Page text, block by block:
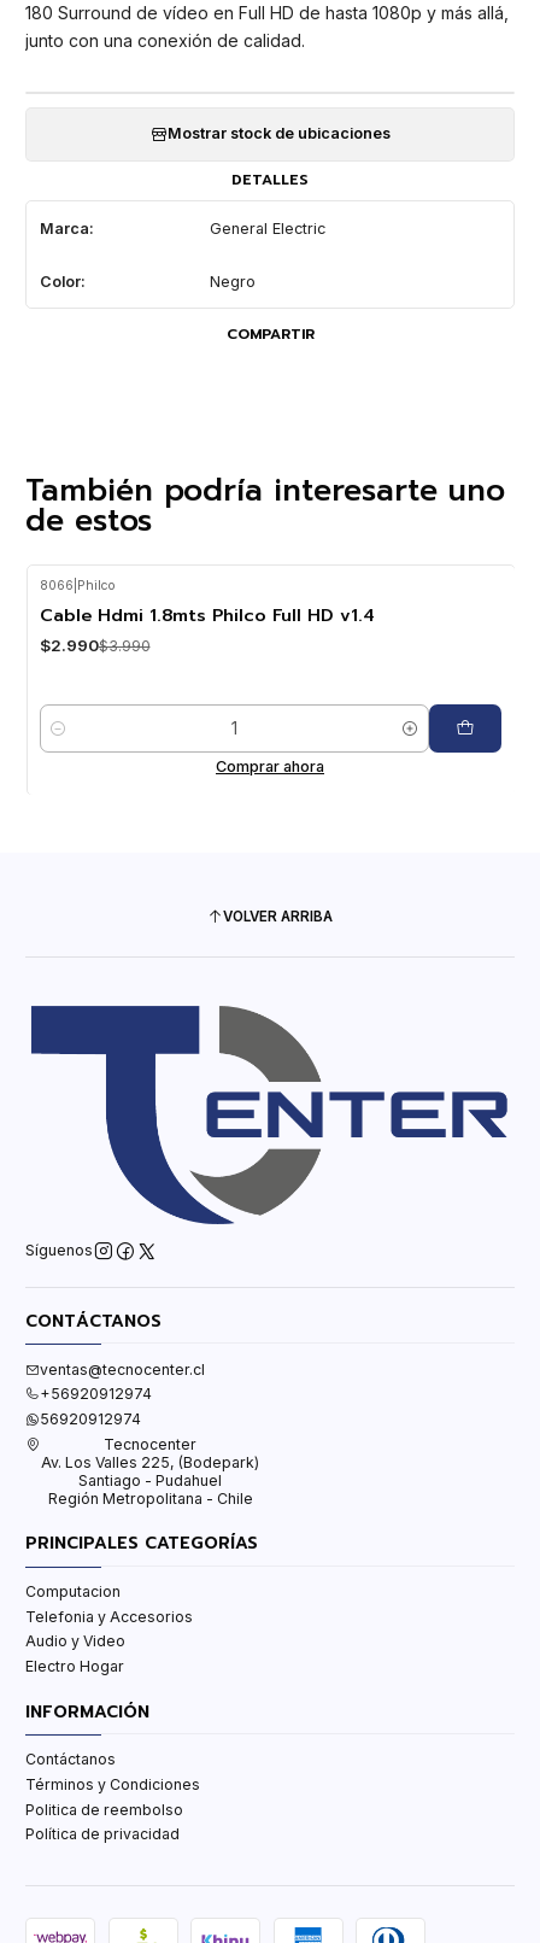
180 Surround de vídeo en Full HD de hasta 1080p y más allá,
junto con una conexión de calidad.
Mostrar stock de ubicaciones
DETALLES
Marca: General Electric
Color: Negro
COMPARTIR
También podría interesarte uno
de estos
8066 Philco
Cable Hdmi 1.8mts Philco Full HD v1.4
$2.990$3.990
Cantidad
Comprar ahora
VOLVER ARRIBA
Síguenos
CONTÁCTANOS
ventas@tecnocenter.cl
+56920912974
56920912974
Tecnocenter
Av. Los Valles 225, (Bodepark)
Santiago - Pudahuel
Región Metropolitana - Chile
PRINCIPALES CATEGORÍAS
Computacion
Telefonia y Accesorios
Audio y Video
Electro Hogar
INFORMACIÓN
Contáctanos
Términos y Condiciones
Politica de reembolso
Política de privacidad